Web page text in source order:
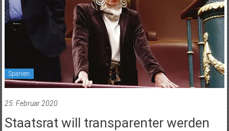
Spanien
25. Februar 2020
Staatsrat will transparenter werden